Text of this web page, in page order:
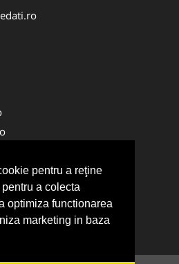
pentru a reţine
a colecta
optimiza functionarea
marketing in baza